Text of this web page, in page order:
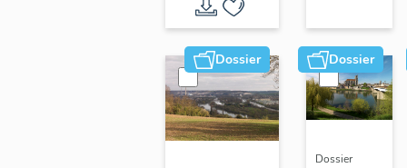
Dossier Dossier
Dossier